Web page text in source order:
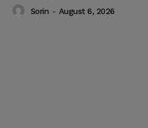
Sorin - August 6, 2026